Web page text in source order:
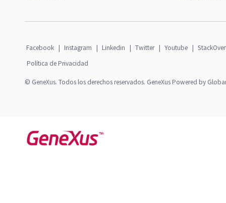
Facebook | Instagram | Linkedin | Twitter | Youtube |
Política de Privacidad
© GeneXus. Todos los derechos reservados. GeneXus Powered by